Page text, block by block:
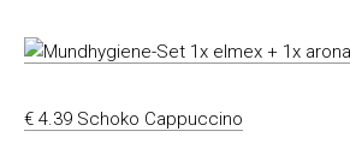
€ 4.39 Schoko Cappuccino